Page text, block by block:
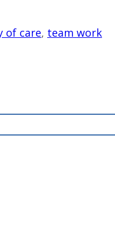
of care, team work